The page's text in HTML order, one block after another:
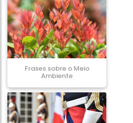
Frases sobre o Meio
Ambiente